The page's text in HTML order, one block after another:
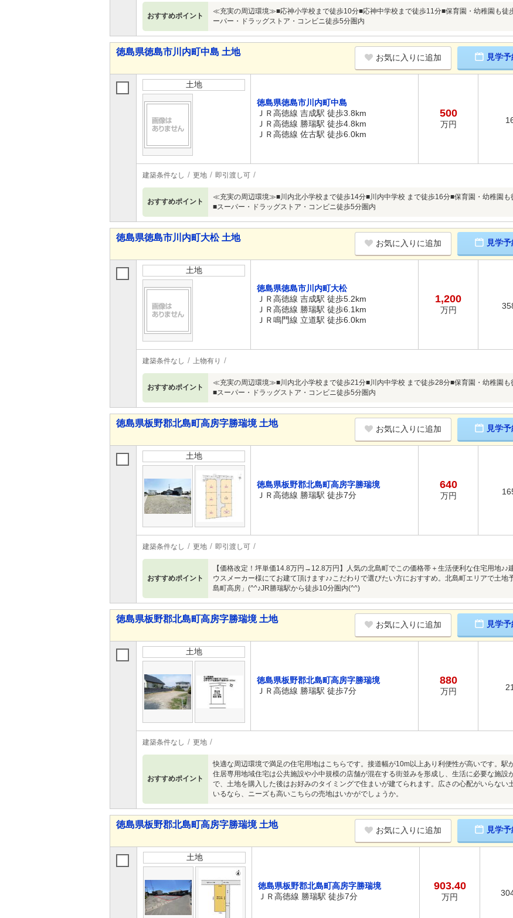
おすすめポイント
≪充実の周辺環境≫■応神小学校まで徒歩10分■応神中学校まで徒歩11分■保育園・幼稚園も徒
ーパー・ドラッグストア・コンビニ徒歩5分圏内
徳島県徳島市川内町中島 土地
お気に入りに追加 見学
土地
徳島県徳島市川内町中島
ＪＲ高徳線 吉成駅 徒歩3.8km
ＪＲ高徳線 勝瑞駅 徒歩4.8km
ＪＲ高徳線 佐古駅 徒歩6.0km
500
万円
建築条件なし 更地 即引渡し可
おすすめポイント
≪充実の周辺環境≫■川内北小学校まで徒歩14分■川内中学校 まで徒歩16分■保育園・幼稚園
■スーパー・ドラッグストア・コンビニ徒歩5分圏内
徳島県徳島市川内町大松 土地
お気に入りに追加 見学
土地
徳島県徳島市川内町大松
ＪＲ高徳線 吉成駅 徒歩5.2km
ＪＲ高徳線 勝瑞駅 徒歩6.1km
ＪＲ鳴門線 立道駅 徒歩6.0km
1,200
万円
建築条件なし 上物有り
おすすめポイント
≪充実の周辺環境≫■川内北小学校まで徒歩21分■川内中学校 まで徒歩28分■保育園・幼稚園
■スーパー・ドラッグストア・コンビニ徒歩5分圏内
徳島県板野郡北島町高房字勝瑞境 土地
お気に入りに追加 見学
土地
徳島県板野郡北島町高房字勝瑞境
ＪＲ高徳線 勝瑞駅 徒歩7分
640
万円
建築条件なし 更地 即引渡し可
おすすめポイント
【価格改定！坪単価14.8万円→12.8万円】人気の北島町でこの価格帯＋生活便利な住宅用地
ウスメーカー様にてお建て頂けます♪♪こだわりで選びたい方におすすめ。北島町エリアで土
島町高房」(^^♪JR勝瑞駅から徒歩10分圏内(^^)
徳島県板野郡北島町高房字勝瑞境 土地
お気に入りに追加 見学
土地
徳島県板野郡北島町高房字勝瑞境
ＪＲ高徳線 勝瑞駅 徒歩7分
880
万円
建築条件なし 更地
おすすめポイント
快適な周辺環境で満足の住宅用地はこちらです。接道幅が10m以上あり利便性が高いです。
住居専用地域住宅は公共施設や小中規模の店舗が混在する街並みを形成し、生活に必要な施
で、土地を購入した後はお好みのタイミングで住まいが建てられます。広さの心配がいらな
いるなら、ニーズも高いこちらの売地はいかがでしょうか。
徳島県板野郡北島町高房字勝瑞境 土地
お気に入りに追加 見学
土地
徳島県板野郡北島町高房字勝瑞境
ＪＲ高徳線 勝瑞駅 徒歩7分
903.40
万円